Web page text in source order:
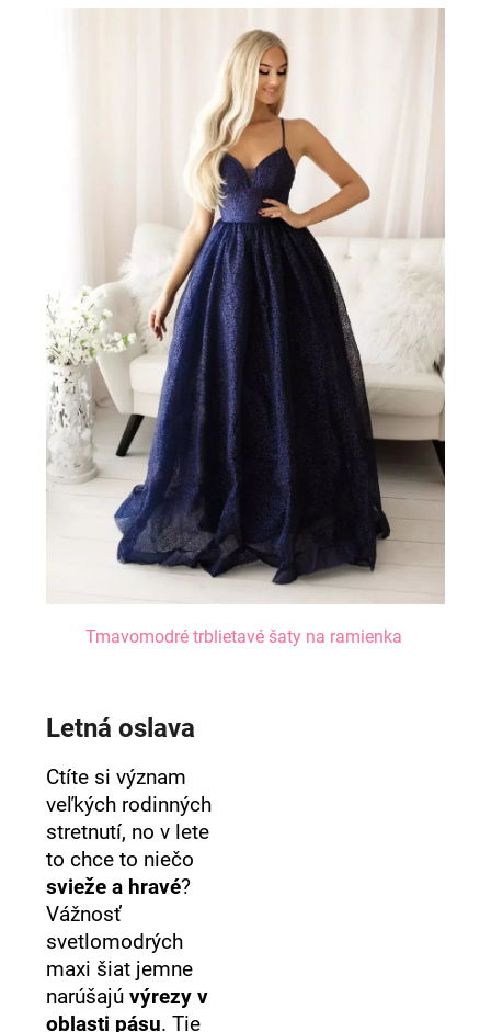
Tmavomodré trblietavé šaty na ramienka
Letná oslava
Ctíte si význam
veľkých rodinných
stretnutí, no v lete
to chce to niečo
svieže a hravé?
Vážnosť
svetlomodrých
maxi šiat jemne
narúšajúvýrezy v
oblasti pásu. Tie